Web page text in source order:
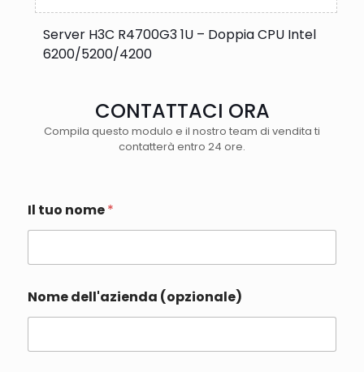
Server H3C R4700G3 1U – Doppia CPU Intel
6200/5200/4200
CONTATTACI ORA
Compila questo modulo e il nostro team di vendita ti
contatterà entro 24 ore.
Il tuo nome*
Nome dell'azienda (opzionale)